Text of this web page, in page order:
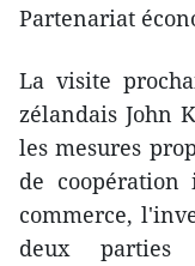
Partenariat
La visite
zélandais John
les mesures
de coopération
commerce,
deux parties